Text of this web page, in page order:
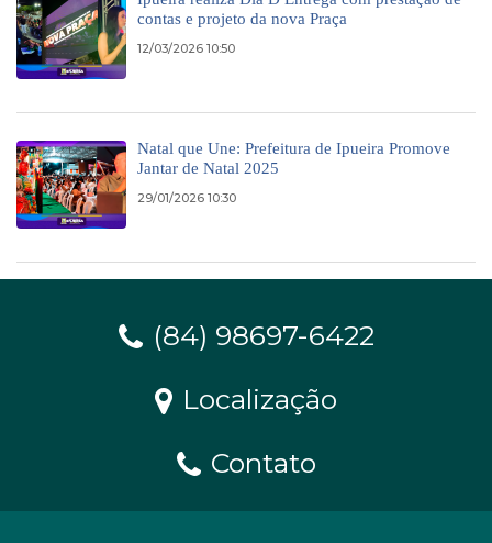
contas e projeto da nova Praça
12/03/2026 10:50
Natal que Une: Prefeitura de Ipueira Promove
Jantar de Natal 2025
29/01/2026 10:30
(84) 98697-6422
Localização
Contato